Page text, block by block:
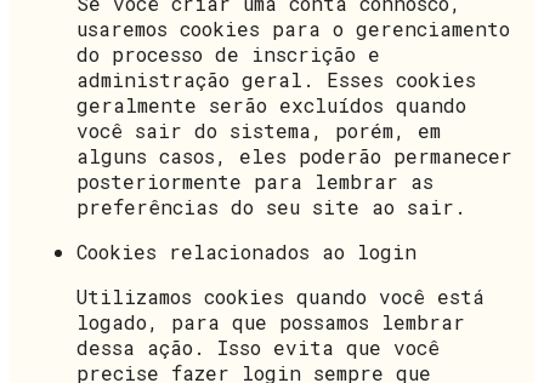
usaremos cookies para o gerenciamento
do processo de inscrição e
administração geral. Esses cookies
geralmente serão excluídos quando
você sair do sistema, porém, em
alguns casos, eles poderão permanecer
posteriormente para lembrar as
preferências do seu site ao sair.
Cookies relacionados ao login
Utilizamos cookies quando você está
logado, para que possamos lembrar
dessa ação. Isso evita que você
precise fazer login sempre que